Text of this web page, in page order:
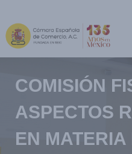
COMISIÓN
ASPECTOS
EN